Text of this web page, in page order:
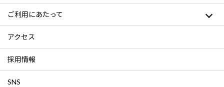
ご利用にあたって
アクセス
採用情報
SNS